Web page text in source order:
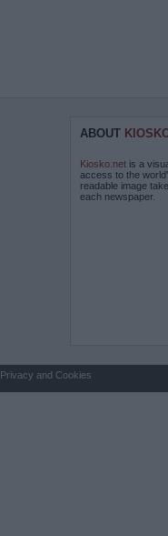
ABOUT
Kiosko.net is a
access to the
readable image
each newspaper.
Privacy and Cookies